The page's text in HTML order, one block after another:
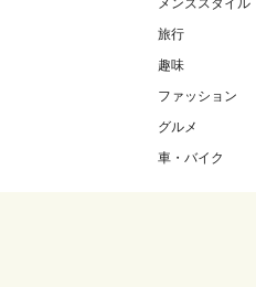
メンズスタイル
旅行
趣味
ファッション
グルメ
車・バイク